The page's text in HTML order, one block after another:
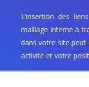
L’insertion des
maillage interne à
dans votre site
activité et votre